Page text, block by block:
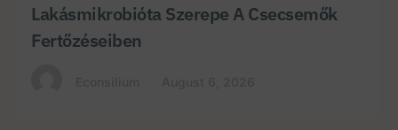
Lakásmikrobióta Szerepe A Csecsemők
Fertőzéseiben